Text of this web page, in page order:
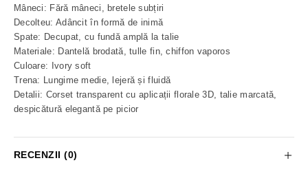
Mâneci: Fără mâneci, bretele subțiri
Decolteu: Adâncit în formă de inimă
Spate: Decupat, cu fundă amplă la talie
Materiale: Dantelă brodată, tulle fin, chiffon vaporos
Culoare: Ivory soft
Trena: Lungime medie, lejeră și fluidă
Detalii: Corset transparent cu aplicații florale 3D, talie marcată,
despicătură elegantă pe picior
RECENZII (0)